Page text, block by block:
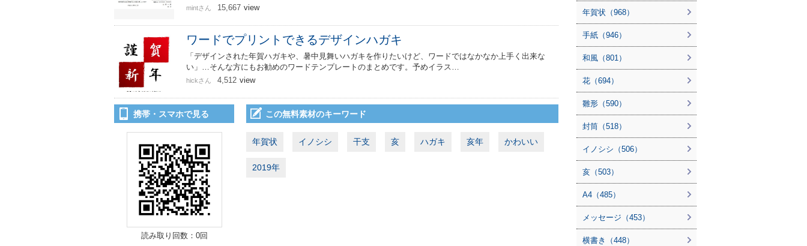
mintさん 15,667 view
ワードでプリントできるデザインハガキ
「デザインされた年賀ハガキや、暑中見舞いハガキを作りたいけど、ワードではなかなか上手く出来な
い」…そんな方にもお勧めのワードテンプレートのまとめです。予めイラス…
hickさん 4,512 view
携帯・スマホで見る
読み取り回数：0回
この無料素材のキーワード
年賀状 イノシシ 干支 亥 ハガキ 亥年 かわいい
2019年
年賀状（968）
手紙（946）
和風（801）
花（694）
雛形（590）
封筒（518）
イノシシ（506）
亥（503）
A4（485）
メッセージ（453）
横書き（448）